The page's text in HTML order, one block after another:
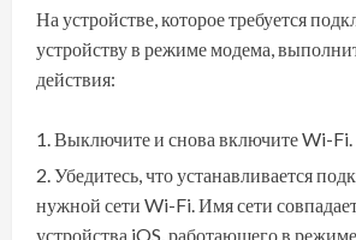
На устройстве, которое требуется
устройству в режиме модема,
действия:
Выключите и снова включите Wi-Fi.
Убедитесь, что устанавливается
нужной сети Wi-Fi. Имя сети
устройства iOS, работающего в